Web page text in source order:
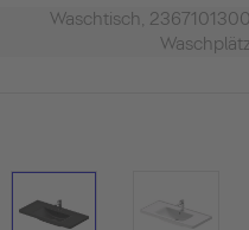
Waschtisch,